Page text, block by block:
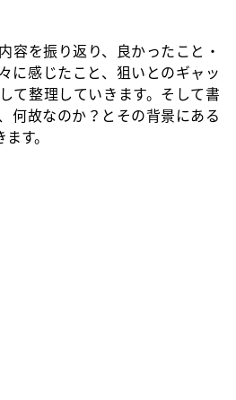
容を振り返り、良かったこと・
に感じたこと、狙いとのギャッ
て整理していきます。そして書
何故なのか？とその背景にある
す。